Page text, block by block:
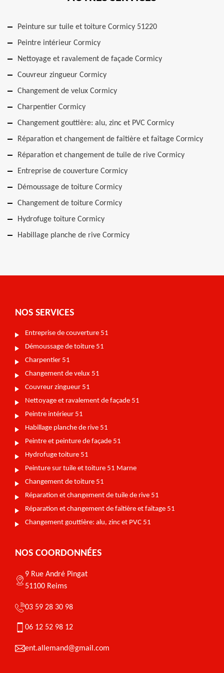
Peinture sur tuile et toiture Cormicy 51220
Peintre intérieur Cormicy
Nettoyage et ravalement de façade Cormicy
Couvreur zingueur Cormicy
Changement de velux Cormicy
Charpentier Cormicy
Changement gouttière: alu, zinc et PVC Cormicy
Réparation et changement de faîtière et faîtage Cormicy
Réparation et changement de tuile de rive Cormicy
Entreprise de couverture Cormicy
Démoussage de toiture Cormicy
Changement de toiture Cormicy
Hydrofuge toiture Cormicy
Habillage planche de rive Cormicy
NOS SERVICES
Entreprise de couverture 51
Démoussage de toiture 51
Charpentier 51
Changement de velux 51
Couvreur zingueur 51
Nettoyage et ravalement de façade 51
Peintre intérieur 51
Habillage planche de rive 51
Peintre et peinture de façade 51
Hydrofuge toiture 51
Peinture sur tuile et toiture 51 Marne
Changement de toiture 51
Réparation et changement de tuile de rive 51
Réparation et changement de faîtière et faîtage 51
Changement gouttière: alu, zinc et PVC 51
NOS COORDONNÉES
9 Rue André Pingat
51100 Reims
03 59 28 30 98
06 12 52 98 12
ent.allemand@gmail.com